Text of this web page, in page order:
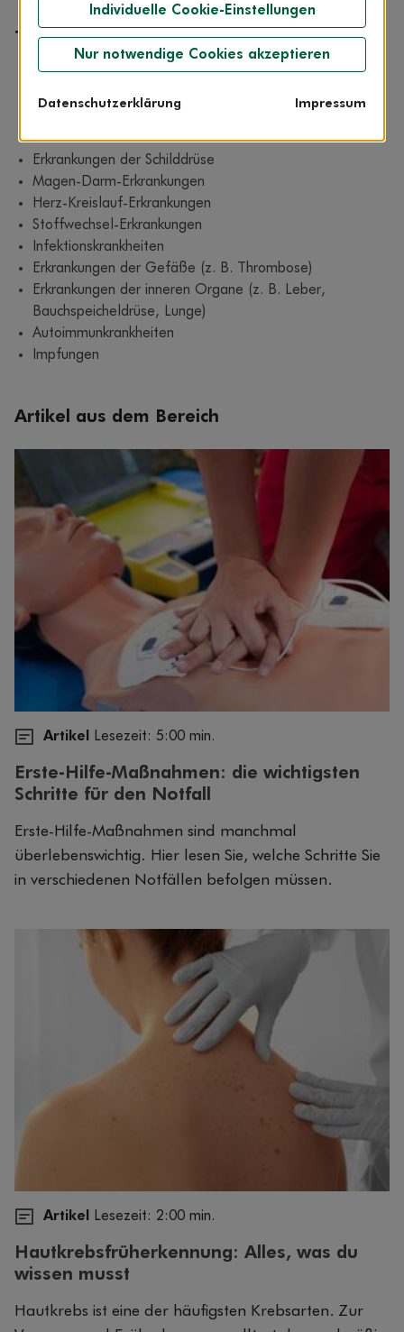
Themen aus ihrem Fachgebiet
Krebserkrankungen
Ernährung
Diabetes
Erkrankungen der Schilddrüse
Magen-Darm-Erkrankungen
Herz-Kreislauf-Erkrankungen
Stoffwechsel-Erkrankungen
Infektionskrankheiten
Erkrankungen der Gefäße (z. B. Thrombose)
Erkrankungen der inneren Organe (z. B. Leber,
Bauchspeicheldrüse, Lunge)
Autoimmunkrankheiten
Impfungen
Artikel aus dem Bereich
Artikel Lesezeit: 5:00 min.
Erste-Hilfe-Maßnahmen: die wichtigsten
Schritte für den Notfall
Erste-Hilfe-Maßnahmen sind manchmal
überlebenswichtig. Hier lesen Sie, welche Schritte Sie
in verschiedenen Notfällen befolgen müssen.
Artikel Lesezeit: 2:00 min.
Hautkrebsfrüherkennung: Alles, was du
wissen musst
Hautkrebs ist eine der häufigsten Krebsarten. Zur
Individuelle Cookie-Einstellungen
Nur notwendige Cookies akzeptieren
Datenschutzerklärung Impressum